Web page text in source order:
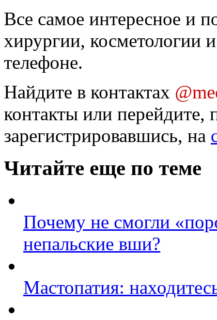
Все самое интересное и
хирургии, косметологии
телефоне.
Найдите в контактах
контакты или перейдите,
зарегистрировавшись, на
Читайте еще по теме
Почему не смогли
непальские вши?
Мастопатия: